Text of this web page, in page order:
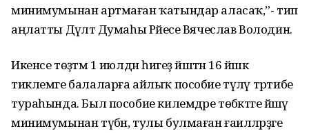
минимумынан артмаған ҡатындар аласаҡ,”- тип
аңлатты Дәүләт Думаһы Рәйесе Вячеслав Володин.
Икенсе төҙәтмә 1 июлдән һигеҙ йәштән 16 йәшкә
тиклемге балаларға айлыҡ пособие түләү тәртибе
тураһында. Был пособие килемдәре төбәктәге йәшәү
минимумынан түбән, тулы булмаған ғаиләләрҙәге